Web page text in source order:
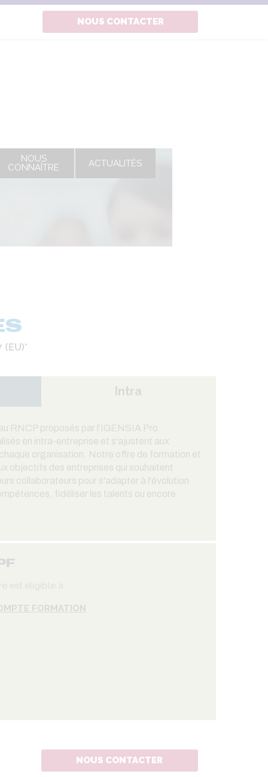
NOUS CONTACTER
NOUS
CONNAÎTRE
ACTUALITÉS
(EU)*
Intra
RNCP proposés par l’IGENSIA Pro
en intra-entreprise et s'ajustent aux
organisation. Notre offre de formation et
objectifs des entreprises qui souhaitent
collaborateurs pour s'adapter à l'évolution
fidéliser les talents ou encore
est éligible à
FORMATION
NOUS CONTACTER